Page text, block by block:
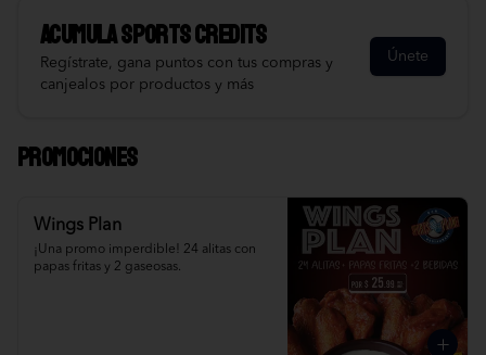
AcumulaSports Credits
Regístrate, gana puntos con tus compras y
canjealos por productos y más
Únete
Promociones
Wings Plan
¡Una promo imperdible! 24 alitas con
papas fritas y 2 gaseosas.